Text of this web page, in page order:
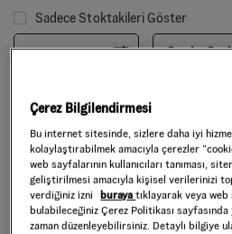
Sadece Stoktakileri Göster
Filtrele Sırala:
Çerez Bilgilendirmesi
Bu internet sitesinde, sizlere daha iyi
kolaylaştırabilmek amacıyla çerezler
web sayfalarının kullanıcıları tanıması,
geliştirilmesi amacıyla kişisel verilerinizi
verdiğiniz izni
burayatıklayarak veya
bulabileceğiniz Çerez Politikası
zaman düzenleyebilirsiniz. Detaylı bilgiye